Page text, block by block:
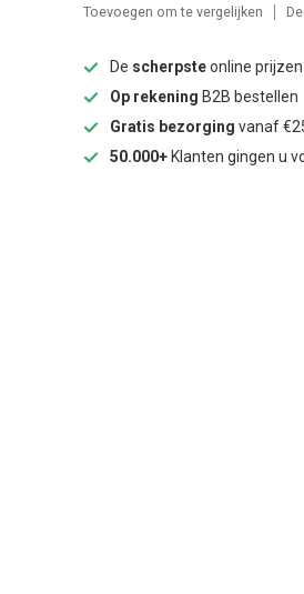
Toevoegen om te vergelijken
De scherpsteonline prijzen
Op rekening B2B bestellen
Gratis bezorging vanaf
50.000+ Klanten gingen u